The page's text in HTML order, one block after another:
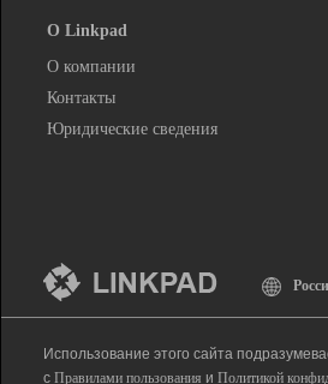
О Linkpad
О компании
Контакты
Юридические сведения
Использование этого сайта
с Правилами пользования и Политикой